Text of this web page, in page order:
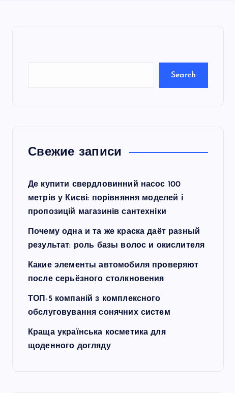
Search
Свежие записи
Де купити свердловинний насос 100
метрів у Києві: порівняння моделей і
пропозицій магазинів сантехніки
Почему одна и та же краска даёт разный
результат: роль базы волос и окислителя
Какие элементы автомобиля проверяют
после серьёзного столкновения
ТОП-5 компаній з комплексного
обслуговування сонячних систем
Краща українська косметика для
щоденного догляду